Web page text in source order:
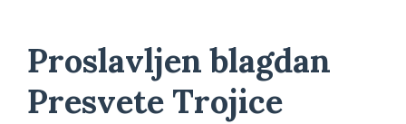
Proslavljen blagdan
Presvete Trojice